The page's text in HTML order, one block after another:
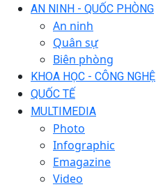
AN NINH - QUỐC PHÒNG
An ninh
Quân sự
Biên phòng
KHOA HỌC - CÔNG NGHỆ
QUỐC TẾ
MULTIMEDIA
Photo
Infographic
Emagazine
Video